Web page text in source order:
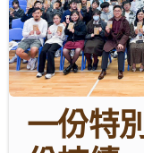
下載區
一份特